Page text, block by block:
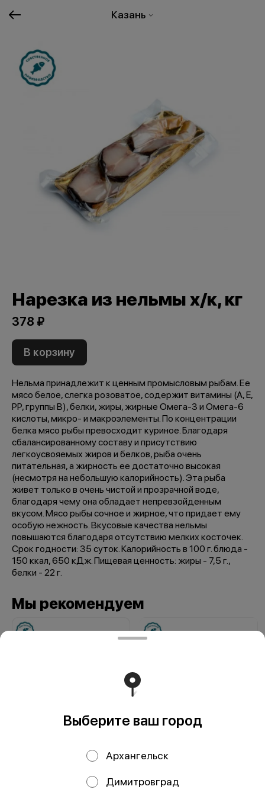
Казань
Нарезка из нельмы х/к, кг
378 ₽
В корзину
Нельма принадлежит к ценным промысловым рыбам. Ее
мясо белое, слегка розоватое, содержит витамины (A, E,
PP, группы B), белки, жиры, жирные Омега-3 и Омега-6
кислоты, микро- и макроэлементы. По концентрации
белка мясо рыбы превосходит куриное. Благодаря
сбалансированному составу и присутствию
легкоусвояемых жиров и белков, рыба очень
питательная, а жирность ее достаточно высокая
(несмотря на небольшую калорийность). Эта рыба
живет только в очень чистой и прозрачной воде,
благодаря чему она обладает непревзойденным
вкусом. Мясо рыбы сочное и жирное, что придает ему
особую нежность. Вкусовые качества нельмы
повышаются благодаря отсутствию мелких косточек.
Срок годности: 35 суток. Калорийность в 100 г. блюда -
150 ккал, 650 кДж. Пищевая ценность: жиры - 7,5 г.,
белки - 22 г.
Мы рекомендуем
Нарезка из форели
муксуна х/к, кг
Выберите ваш город
Архангельск
Димитровград